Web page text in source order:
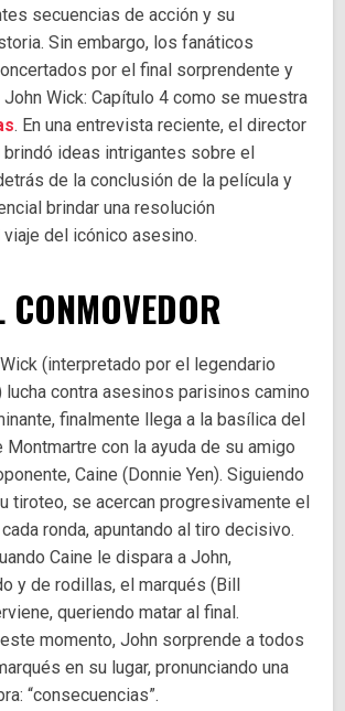
secuencias de acción y su
Sin embargo, los fanáticos
por el final sorprendente y
Wick: Capítulo 4 como se muestra
. En una entrevista reciente, el director
ideas intrigantes sobre el
de la conclusión de la película y
brindar una resolución
del icónico asesino.
CONMOVEDOR
(interpretado por el legendario
lucha contra asesinos parisinos camino
finalmente llega a la basílica del
Montmartre con la ayuda de su amigo
Caine (Donnie Yen). Siguiendo
tiroteo, se acercan progresivamente el
ronda, apuntando al tiro decisivo.
Caine le dispara a John,
y de rodillas, el marqués (Bill
queriendo matar al final.
momento, John sorprende a todos
en su lugar, pronunciando una
“consecuencias”.